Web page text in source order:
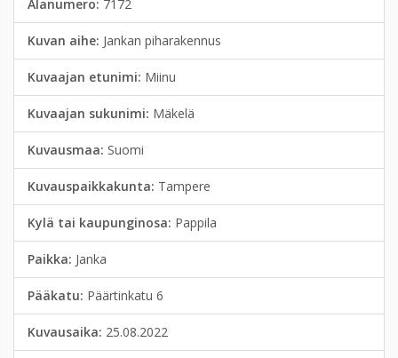
Alanumero: 7172
Kuvan aihe: Jankan piharakennus
Kuvaajan etunimi: Miinu
Kuvaajan sukunimi: Mäkelä
Kuvausmaa: Suomi
Kuvauspaikkakunta: Tampere
Kylä tai kaupunginosa: Pappila
Paikka: Janka
Pääkatu: Päärtinkatu 6
Kuvausaika: 25.08.2022